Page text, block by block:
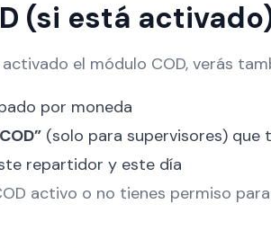
(si está
el módulo COD, verás
por moneda
(solo para supervisores) que
repartidor y este día
activo o no tienes permiso